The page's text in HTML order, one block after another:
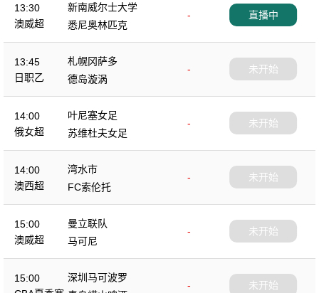
13:30
澳威超
新南威尔士大学
-
悉尼奥林匹克
直播中
13:45
日职乙
札幌冈萨多
-
德岛漩涡
未开始
14:00
俄女超
叶尼塞女足
-
苏维杜夫女足
未开始
14:00
澳西超
湾水市
-
FC索伦托
未开始
15:00
澳威超
曼立联队
-
马可尼
未开始
15:00
深圳马可波罗
-
未开始